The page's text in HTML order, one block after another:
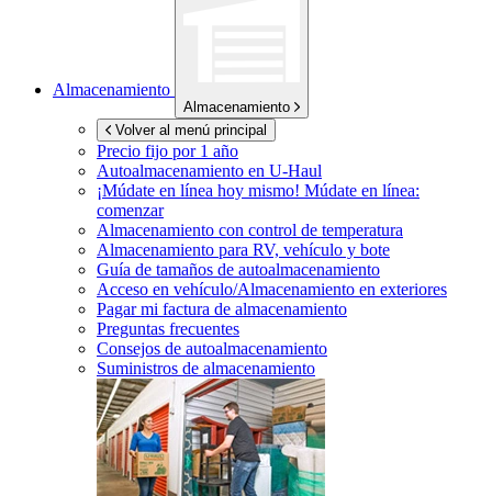
Almacenamiento
Almacenamiento
Volver al menú principal
Precio fijo por 1 año
Autoalmacenamiento en U-Haul
¡Múdate en línea hoy mismo! Múdate en línea:
comenzar
Almacenamiento con control de temperatura
Almacenamiento para RV, vehículo y bote
Guía de tamaños de autoalmacenamiento
Acceso en vehículo/Almacenamiento en exteriores
Pagar mi factura de almacenamiento
Preguntas frecuentes
Consejos de autoalmacenamiento
Suministros de almacenamiento